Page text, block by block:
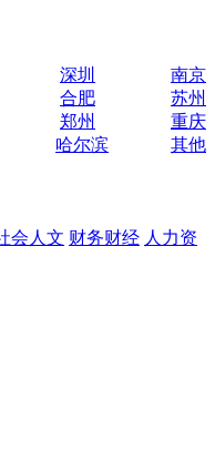
深圳
南京
合肥
苏州
郑州
重庆
哈尔滨
其他
会人文 财务财经 人力资